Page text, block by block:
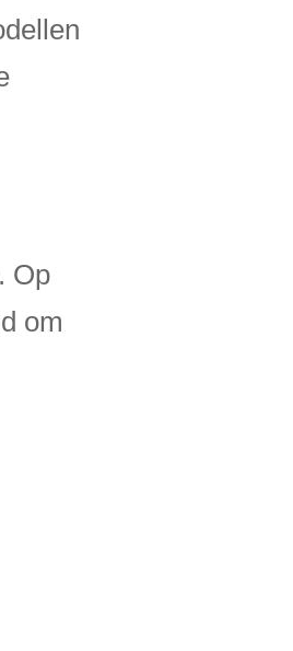
Op
om